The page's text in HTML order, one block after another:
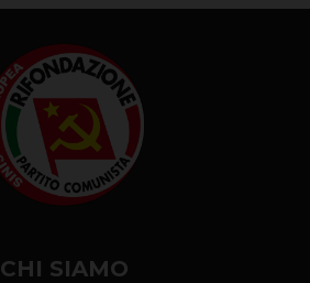
CHI SIAMO